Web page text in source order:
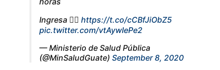
Ingresa 👉🏻 https://t.co/cCBfJiObZ5
pic.twitter.com/vtAywIePe2
— Ministerio de Salud Pública
(@MinSaludGuate) September 8, 2020